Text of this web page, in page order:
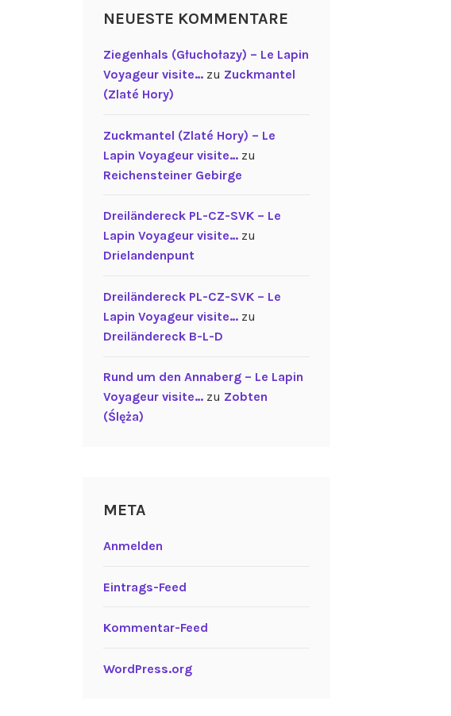
NEUESTE KOMMENTARE
Ziegenhals (Głuchołazy) – Le Lapin
Voyageur visite…zu Zuckmantel
(Zlaté Hory)
Zuckmantel (Zlaté Hory) – Le
Lapin Voyageur visite…zu
Reichensteiner Gebirge
Dreiländereck PL-CZ-SVK – Le
Lapin Voyageur visite…zu
Drielandenpunt
Dreiländereck PL-CZ-SVK – Le
Lapin Voyageur visite…zu
Dreiländereck B-L-D
Rund um den Annaberg – Le Lapin
Voyageur visite…zu Zobten
(Ślęża)
META
Anmelden
Eintrags-Feed
Kommentar-Feed
WordPress.org